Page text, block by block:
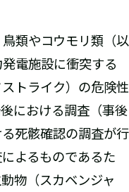
類やコウモリ類（以
電施設に衝突する
トライク）の危険性
における調査（事後
死骸確認の調査が行
よるものであるた
物（スカベンジャ